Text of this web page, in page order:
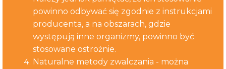
powinno odbywać się zgodnie z instrukcjami
producenta, a na obszarach, gdzie
występują inne organizmy, powinno być
stosowane ostrożnie.
Naturalne metody zwalczania - można